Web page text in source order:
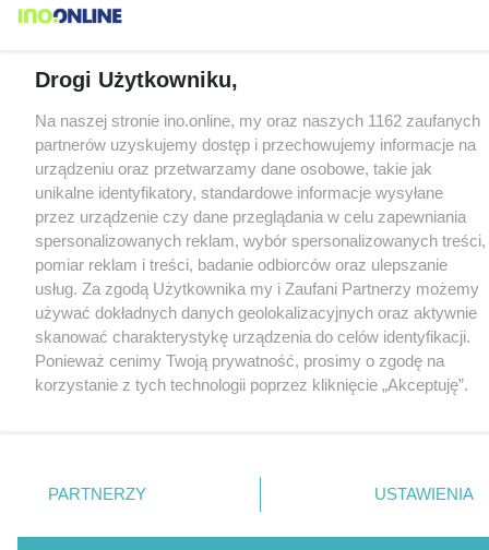
Drogi Użytkowniku,
Na naszej stronie ino.online, my oraz naszych 1162 zaufanych
partnerów uzyskujemy dostęp i przechowujemy informacje na
urządzeniu oraz przetwarzamy dane osobowe, takie jak
unikalne identyfikatory, standardowe informacje wysyłane
przez urządzenie czy dane przeglądania w celu zapewniania
spersonalizowanych reklam, wybór spersonalizowanych treści,
pomiar reklam i treści, badanie odbiorców oraz ulepszanie
usług. Za zgodą Użytkownika my i Zaufani Partnerzy możemy
używać dokładnych danych geolokalizacyjnych oraz aktywnie
skanować charakterystykę urządzenia do celów identyfikacji.
Ponieważ cenimy Twoją prywatność, prosimy o zgodę na
korzystanie z tych technologii poprzez kliknięcie „Akceptuję”.
nie wymagają zgody użytkownika, ale masz prawo sprzeciwić
się takiemu przetwarzaniu. Preferencje będą miały
PARTNERZY USTAWIENIA